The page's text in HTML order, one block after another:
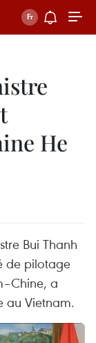
He
Bui Thanh
de pilotage
a
au Vietnam.